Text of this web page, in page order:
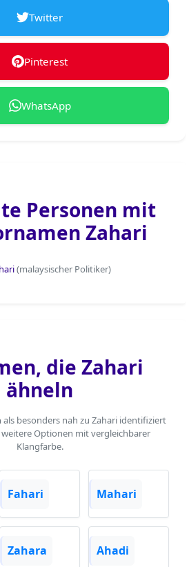
Twitter
Pinterest
WhatsApp
Personen mit
Zahari
(malaysischer Politiker)
die Zahari
ähneln
als besonders nah zu Zahari identifiziert
Optionen mit vergleichbarer
Klangfarbe.
Fahari Mahari
Zahara Ahadi